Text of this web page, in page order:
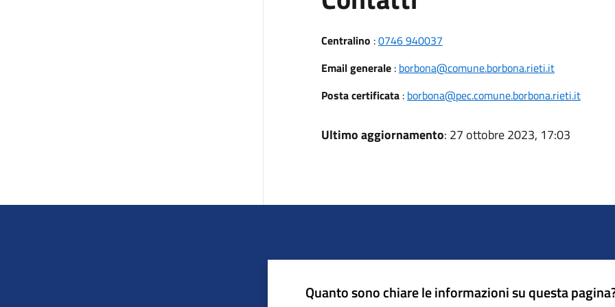
Centralino :0746 940037
Email generale: borbona@comune.borbona.rieti.it
Posta certificata: borbona@pec.comune.borbona.rieti.it
Ultimo aggiornamento: 27 ottobre 2023, 17:03
Quanto sono chiare le informazioni su questa